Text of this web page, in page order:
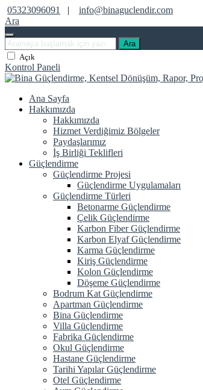
05323096091 |
info@binaguclendir.com
Ara
Ara
Açık
Kontrol Paneli
Ana Sayfa
Hakkımızda
Hakkımızda
Hizmet Verdiğimiz Bölgeler
Paydaşlarımız
İş Birliği Teklifleri
Güçlendirme
Güçlendirme Projesi
Güçlendirme Uygulamaları
Güçlendirme Türleri
Betonarme Güçlendirme
Çelik Güçlendirme
Karbon Fiber Güçlendirme
Karbon Elyaf Güçlendirme
Karma Güçlendirme
Kiriş Güçlendirme
Kolon Güçlendirme
Döşeme Güçlendirme
Bodrum Kat Güçlendirme
Apartman Güçlendirme
Bina Güçlendirme
Villa Güçlendirme
Fabrika Güçlendirme
Okul Güçlendirme
Hastane Güçlendirme
Tarihi Yapılar Güçlendirme
Otel Güçlendirme